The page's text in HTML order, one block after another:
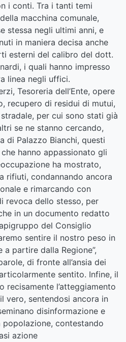
i conti. Tra i tanti temi
macchina comunale,
stessa negli ultimi anni, e
in maniera decisa anche
esterni del calibro del dott.
i quali hanno impresso
linea negli uffici.
Tesoreria dell’Ente, opere
recupero di residui di mutui,
per cui sono stati già
se ne stanno cercando,
di Palazzo Bianchi, questi
hanno appassionato gli
ha mostrato,
rifiuti, condannando ancora
e rimarcando con
revoca dello stesso, per
in un documento redatto
del Consiglio
sentire il nostro peso in
partire dalla Regione”,
di fronte all’ansia dei
sentito. Infine, il
recisamente l’atteggiamento
vero, sentendosi ancora in
disinformazione e
contestando
azione